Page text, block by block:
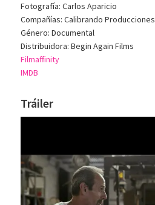
Fotografía: Carlos Aparicio
Compañías: Calibrando Producciones
Género: Documental
Distribuidora: Begin Again Films
Filmaffinity
IMDB
Tráiler